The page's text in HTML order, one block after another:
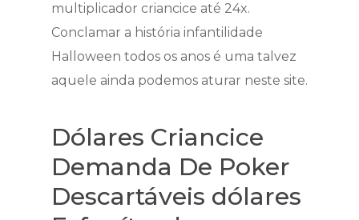
multiplicador criancice até 24x.
Conclamar a história infantilidade
Halloween todos os anos é uma talvez
aquele ainda podemos aturar neste site.
Dólares Criancice
Demanda De Poker
Descartáveis ​​dólares